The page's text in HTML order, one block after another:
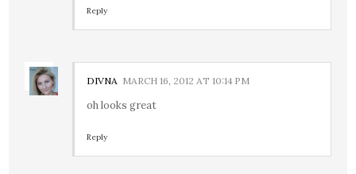
Reply
DIVNA MARCH 16, 2012 AT 10:14 PM
oh looks great
Reply